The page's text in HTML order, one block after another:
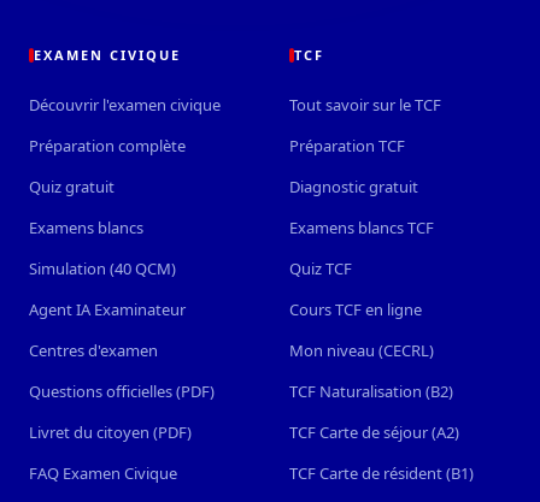
EXAMEN CIVIQUE
Découvrir l'examen civique
Préparation complète
Quiz gratuit
Examens blancs
Simulation (40 QCM)
Agent IA Examinateur
Centres d'examen
Questions officielles (PDF)
Livret du citoyen (PDF)
FAQ Examen Civique
TCF
Tout savoir sur le TCF
Préparation TCF
Diagnostic gratuit
Examens blancs TCF
Quiz TCF
Cours TCF en ligne
Mon niveau (CECRL)
TCF Naturalisation (B2)
TCF Carte de séjour (A2)
TCF Carte de résident (B1)